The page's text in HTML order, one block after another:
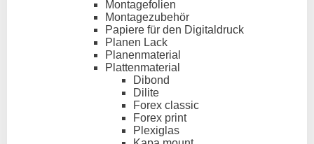
Montagefolien
Montagezubehör
Papiere für den Digitaldruck
Planen Lack
Planenmaterial
Plattenmaterial
Dibond
Dilite
Forex classic
Forex print
Plexiglas